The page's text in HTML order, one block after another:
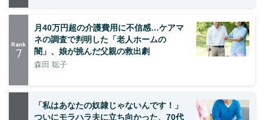
Rank
7
月40万円超の介護費用に不信感…ケアマ
ネの調査で判明した「老人ホームの
闇」、娘が挑んだ父親の救出劇
森田 聡子
「私はあなたの奴隷じゃないんです！」
ついにモラハラ夫に立ち向かった、70代